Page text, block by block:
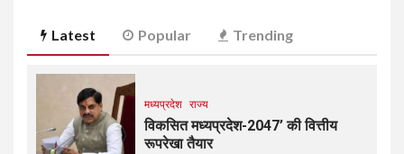
Latest Popular Trending
मध्यप्रदेश राज्य
विकसित मध्यप्रदेश-2047’ की वित्तीय
रूपरेखा तैयार